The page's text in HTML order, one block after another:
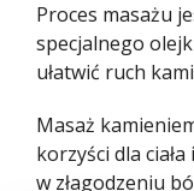
Proces masażu
specjalnego
ułatwić ruch
Masaż
korzyści dla
w złagodzeniu